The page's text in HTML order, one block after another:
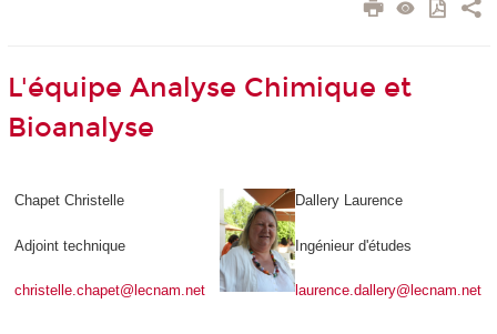
L'équipe Analyse Chimique et
Bioanalyse
Chapet Christelle
Adjoint technique
christelle.chapet@lecnam.net
Dallery Laurence
Ingénieur d'études
laurence.dallery@lecnam.net